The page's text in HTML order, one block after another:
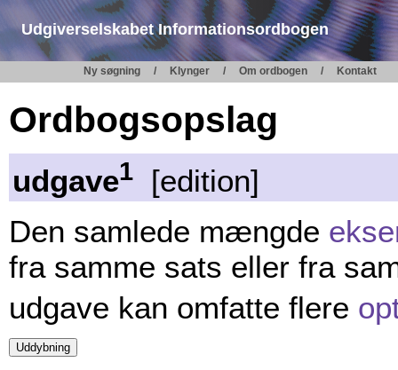
Udgiverselskabet Informationsordbogen
Ny søgning Klynger Om ordbogen Kontakt
Ordbogsopslag
udgave1
[edition]
Den samlede mængde
fra samme sats eller fra
udgave kan omfatte flere